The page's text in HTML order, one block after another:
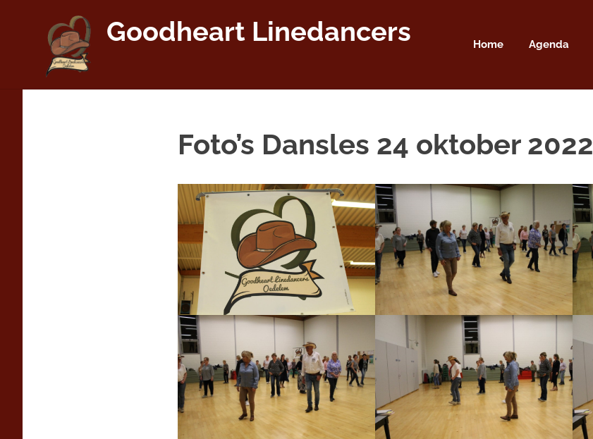
Goodheart Linedancers Home Agenda
Foto’s Dansles 24 oktober 2022